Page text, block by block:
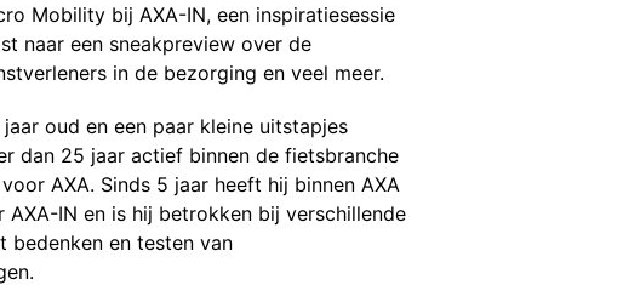
Mobility bij AXA-IN, een inspiratiesessie
naar een sneakpreview over de
in de bezorging en veel meer.
oud en een paar kleine uitstapjes
dan 25 jaar actief binnen de fietsbranche
AXA. Sinds 5 jaar heeft hij binnen AXA
AXA-IN en is hij betrokken bij verschillende
bedenken en testen van